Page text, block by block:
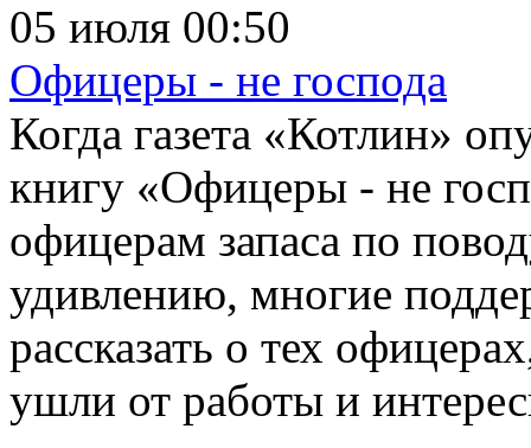
05 июля 00:50
Офицеры - не господа
Когда газета «Котлин»
книгу «Офицеры - не
офицерам запаса по
удивлению, многие
рассказать о тех
ушли от работы и